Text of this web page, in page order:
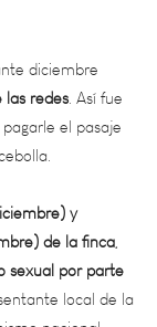
redes. Así fue
el pasaje
y
la finca,por parte
local de la
nacional.